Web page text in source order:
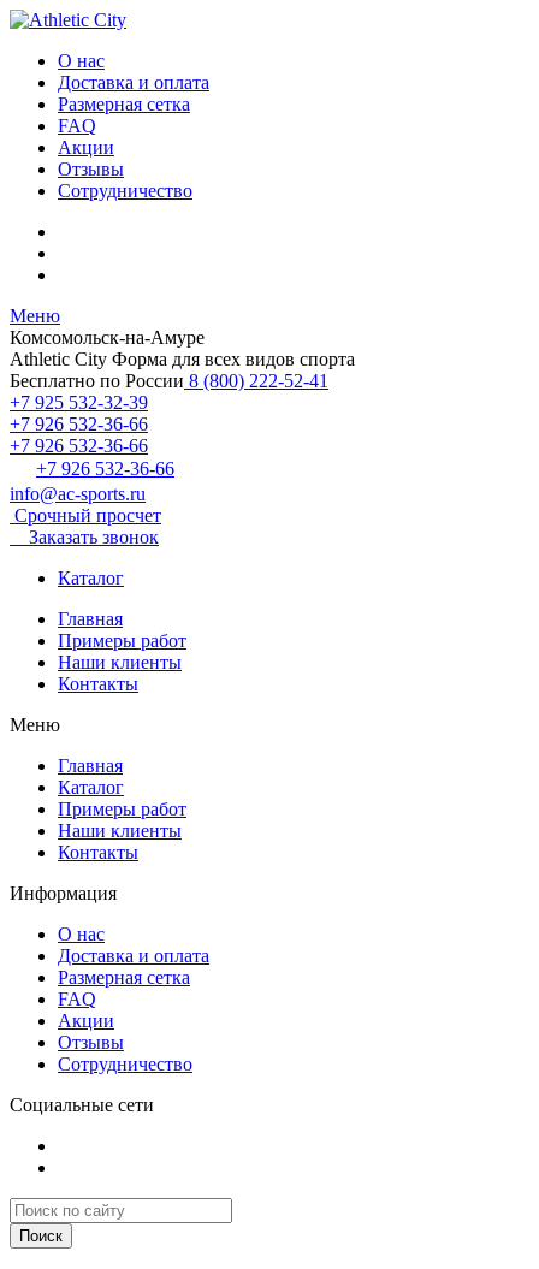
О нас
Доставка и оплата
Размерная сетка
FAQ
Акции
Отзывы
Сотрудничество
Меню
Комсомольск-на-Амуре
Athletic City Форма для всех видов спорта
Бесплатно по России 8 (800) 222-52-41
+7 925 532-32-39
+7 926 532-36-66
+7 926 532-36-66
+7 926 532-36-66
info@ac-sports.ru
Срочный просчет
Заказать звонок
Каталог
Главная
Примеры работ
Наши клиенты
Контакты
Меню
Главная
Каталог
Примеры работ
Наши клиенты
Контакты
Информация
О нас
Доставка и оплата
Размерная сетка
FAQ
Акции
Отзывы
Сотрудничество
Социальные сети
Поиск